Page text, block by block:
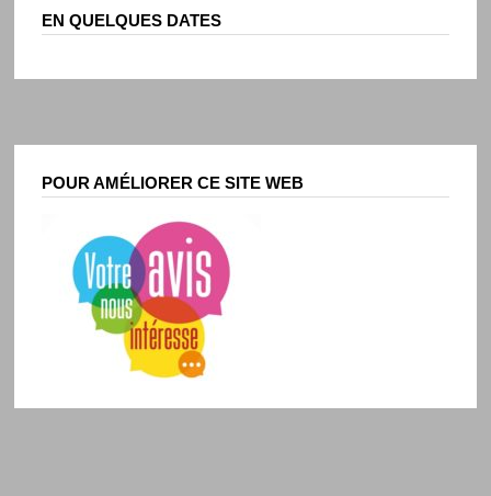
EN QUELQUES DATES
POUR AMÉLIORER CE SITE WEB